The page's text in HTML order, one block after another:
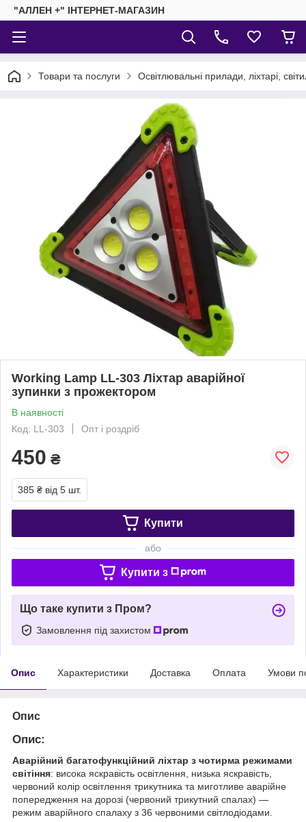
"АЛЛЕН +" ІНТЕРНЕТ-МАГАЗИН
Товари та послуги Освітлювальні прилади, ліхтарі,
Working Lamp LL-303 Ліхтар аварійної
зупинки з прожектором
В наявності
Код: LL-303
Опт і роздріб
450 ₴
385 ₴ від 5 шт.
Купити
або
Купити з
Що таке купити з Пром?
Замовлення під захистом
Опис Характеристики Доставка Оплата Умови
Опис
Опис:
Аварійний багатофункційний ліхтар з чотирма режимами
світіння: висока яскравість освітлення, низька яскравість,
червоний колір освітлення трикутника та миготливе аварійне
попередження на дорозі (червоний трикутний спалах) —
режим аварійного спалаху з 36 червоними світлодіодами.